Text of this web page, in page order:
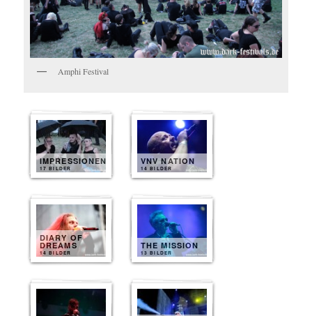
Amphi Festival
IMPRESSIONEN
17 BILDER
VNV NATION
14 BILDER
DIARY OF
DREAMS
14 BILDER
THE MISSION
13 BILDER